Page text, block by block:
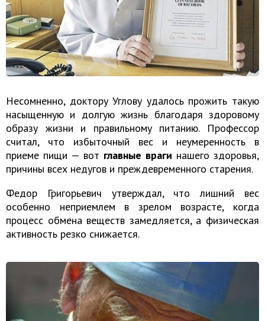
Несомненно, доктору Углову удалось прожить такую
насыщенную и долгую жизнь благодаря здоровому
образу жизни и правильному питанию. Профессор
считал, что избыточный вес и неумеренность в
приеме пищи — вот главные враги нашего здоровья,
причины всех недугов и преждевременного старения.
Федор Григорьевич утверждал, что лишний вес
особенно неприемлем в зрелом возрасте, когда
процесс обмена веществ замедляется, а физическая
активность резко снижается.